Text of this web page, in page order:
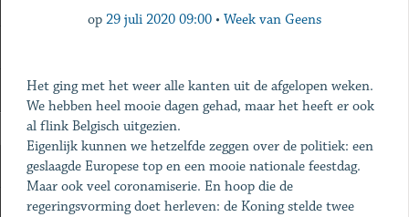
op 29 juli 2020 09:00 • Week van Geens
Het ging met het weer alle kanten uit de afgelopen weken.
We hebben heel mooie dagen gehad, maar het heeft er ook
al flink Belgisch uitgezien.
Eigenlijk kunnen we hetzelfde zeggen over de politiek: een
geslaagde Europese top en een mooie nationale feestdag.
Maar ook veel coronamiserie. En hoop die de
regeringsvorming doet herleven: de Koning stelde twee